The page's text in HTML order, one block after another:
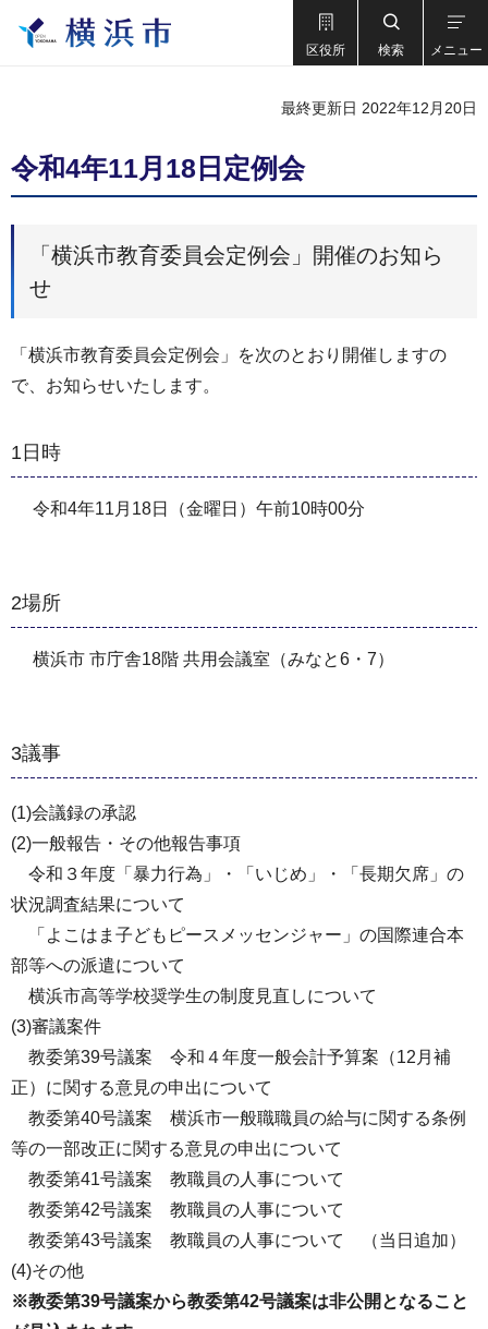
区役所 検索 メニュー
最終更新日 2022年12月20日
令和4年11月18日定例会
「横浜市教育委員会定例会」開催のお知ら
せ
「横浜市教育委員会定例会」を次のとおり開催しますの
で、お知らせいたします。
1日時
令和4年11月18日（金曜日）午前10時00分
2場所
横浜市 市庁舎18階 共用会議室（みなと6・7）
3議事
(1)会議録の承認
(2)一般報告・その他報告事項
令和３年度「暴力行為」・「いじめ」・「長期欠席」の
状況調査結果について
「よこはま子どもピースメッセンジャー」の国際連合本
部等への派遣について
横浜市高等学校奨学生の制度見直しについて
(3)審議案件
教委第39号議案 令和４年度一般会計予算案（12月補
正）に関する意見の申出について
教委第40号議案 横浜市一般職職員の給与に関する条例
等の一部改正に関する意見の申出について
教委第41号議案 教職員の人事について
教委第42号議案 教職員の人事について
教委第43号議案 教職員の人事について （当日追加）
(4)その他
※教委第39号議案から教委第42号議案は非公開となること